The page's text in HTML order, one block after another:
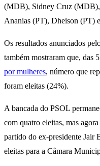
(MDB), Sidney Cruz
Ananias (PT), Dheison (PT)
Os resultados anunciados
também mostraram que, das
por mulheres, número que
foram eleitas (24%).
A bancada do PSOL
com quatro eleitas, mas
partido do ex-presidente Jair
eleitas para a Câmara